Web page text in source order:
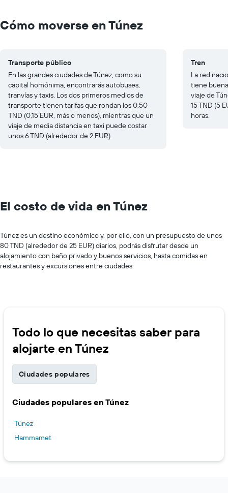
Cómo moverse en Túnez
Transporte público
En las grandes ciudades de Túnez, como su
capital homónima, encontrarás autobuses,
tranvías y taxis. Los dos primeros medios de
transporte tienen tarifas que rondan los 0,50
TND (0,15 EUR, más o menos), mientras que un
viaje de media distancia en taxi puede costar
unos 6 TND (alrededor de 2 EUR).
Tren
La red
tiene
viaje de
15 TND (5
horas.
El costo de vida en Túnez
Túnez es un destino económico y, por ello, con un presupuesto de unos
80 TND (alrededor de 25 EUR) diarios, podrás disfrutar desde un
alojamiento con baño privado y buenos servicios, hasta comidas en
restaurantes y excursiones entre ciudades.
Todo lo que necesitas saber para
alojarte en Túnez
Ciudades populares
Ciudades populares en Túnez
Túnez
Hammamet